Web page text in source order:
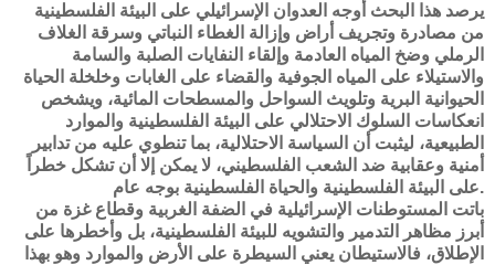
يرصد هذا البحث أوجه العدوان الإسرائيلي على البيئة الفلسطينية
من مصادرة وتجريف أراض وإزالة الغطاء النباتي وسرقة الغلاف
الرملي وضخ المياه العادمة وإلقاء النفايات الصلبة والسامة
والاستيلاء على المياه الجوفية والقضاء على الغابات وخلخلة الحياة
الحيوانية البرية وتلويث السواحل والمسطحات المائية، ويشخص
انعكاسات السلوك الاحتلالي على البيئة الفلسطينية والموارد
الطبيعية، ليثبت أن السياسة الاحتلالية، بما تنطوي عليه من تدابير
أمنية وعقابية ضد الشعب الفلسطيني، لا يمكن إلا أن تشكل خطراً
على البيئة الفلسطينية والحياة الفلسطينية بوجه عام.
باتت المستوطنات الإسرائيلية في الضفة الغربية وقطاع غزة من
أبرز مظاهر التدمير والتشويه للبيئة الفلسطينية، بل وأخطرها على
الإطلاق، فالاستيطان يعني السيطرة على الأرض والموارد وهو بهذا